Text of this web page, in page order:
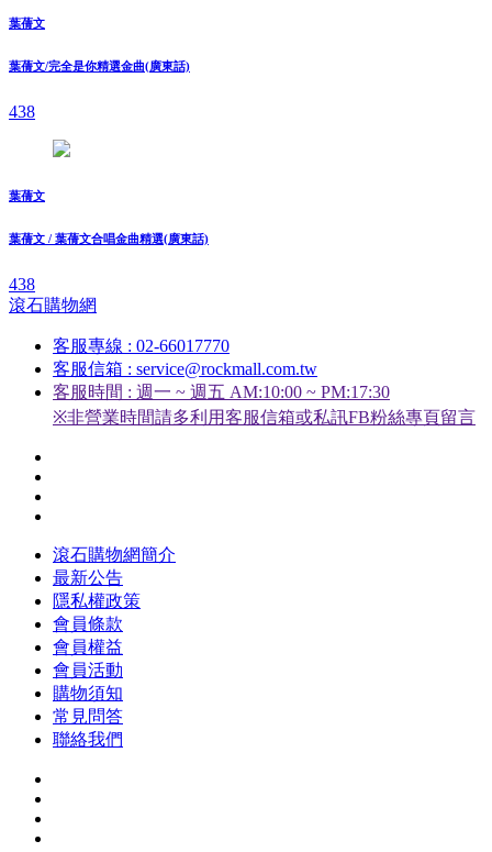
葉蒨文
葉蒨文/完全是你精選金曲(廣東話)
438
葉蒨文
葉蒨文 / 葉蒨文合唱金曲精選(廣東話)
438
滾石購物網
客服專線 : 02-66017770
客服信箱 : service@rockmall.com.tw
客服時間 : 週一 ~ 週五 AM:10:00 ~ PM:17:30
※非營業時間請多利用客服信箱或私訊FB粉絲專頁留言
滾石購物網簡介
最新公告
隱私權政策
會員條款
會員權益
會員活動
購物須知
常見問答
聯絡我們